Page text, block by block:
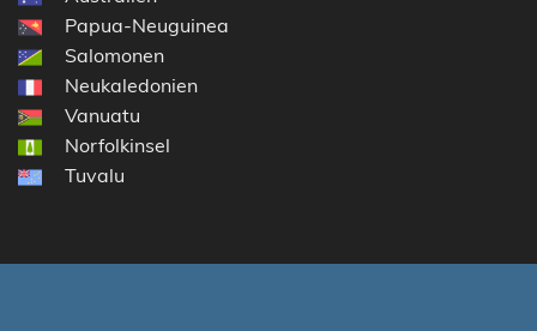
Papua-Neuguinea
Salomonen
Neukaledonien
Vanuatu
Norfolkinsel
Tuvalu